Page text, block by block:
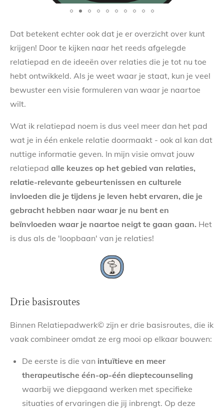
Dat betekent echter ook dat je er overzicht over kunt
krijgen! Door te kijken naar het reeds afgelegde
relatiepad en de ideeën over relaties die je tot nu toe
hebt ontwikkeld. Als je weet waar je staat, kun je veel
bewuster een visie formuleren van waar je naartoe
wilt.
Wat ik relatiepad noem is dus veel meer dan het pad
wat je in één enkele relatie doormaakt - ook al kan dat
nuttige informatie geven. In mijn visie omvat jouw
relatiepad alle keuzes op het gebied van relaties,
relatie-relevante gebeurtenissen en culturele
invloeden die je tijdens je leven hebt ervaren, die je
gebracht hebben naar waar je nu bent en
beïnvloeden waar je naartoe neigt te gaan gaan. Het
is dus als de 'loopbaan' van je relaties!
Drie basisroutes
Binnen Relatiepadwerk© zijn er drie basisroutes, die ik
vaak combineer omdat ze erg mooi op elkaar bouwen:
De eerste is die van intuïtieve en meer
therapeutische één-op-één dieptecounseling
waarbij we diepgaand werken met specifieke
situaties of ervaringen die jij inbrengt. Op deze